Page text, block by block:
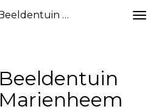
Liesbet Optendrees - Beeldentuin Marienheem
Beeldentuin
Marienheem